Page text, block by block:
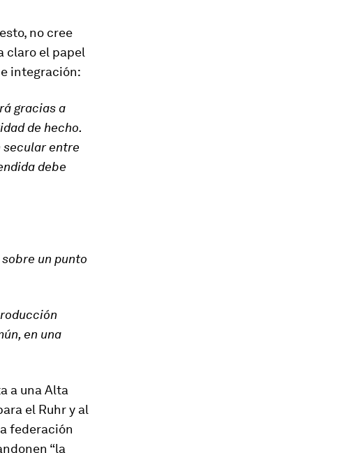
no cree
claro el papel
integración:
gracias a
de hecho.
secular entre
debe
un punto
en una
a una Alta
el Ruhr y al
federación
“la